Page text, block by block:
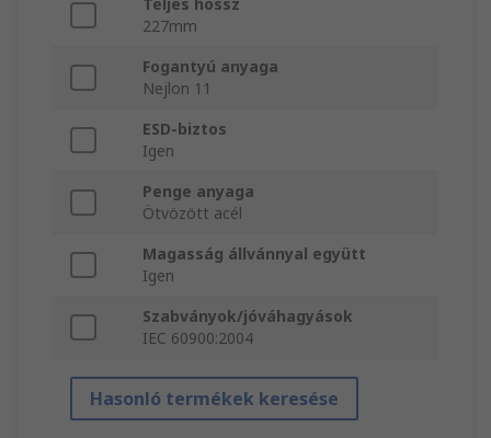
Teljes hossz
227mm
Fogantyú anyaga
Nejlon 11
ESD-biztos
Igen
Penge anyaga
Ötvözött acél
Magasság állvánnyal együtt
Igen
Szabványok/jóváhagyások
IEC 60900:2004
Hasonló termékek keresése